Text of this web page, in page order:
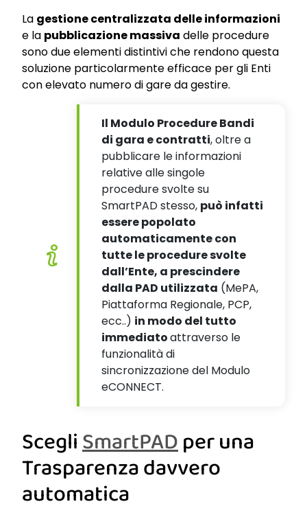
La gestione centralizzata delle informazioni
e la pubblicazione massiva delle procedure
sono due elementi distintivi che rendono questa
soluzione particolarmente efficace per gli Enti
con elevato numero di gare da gestire.
Il Modulo Procedure Bandi
di gara e contratti, oltre a
pubblicare le informazioni
relative alle singole
procedure svolte su
SmartPADstesso, può infatti
essere popolato
automaticamente con
tutte le procedure svolte
dall’Ente, a prescindere
dalla PAD utilizzata (MePA,
Piattaforma Regionale, PCP,
ecc..) in modo del tutto
immediatoattraverso le
funzionalità di
sincronizzazione del Modulo
eCONNECT.
ScegliSmartPADper una
Trasparenza davvero
automatica